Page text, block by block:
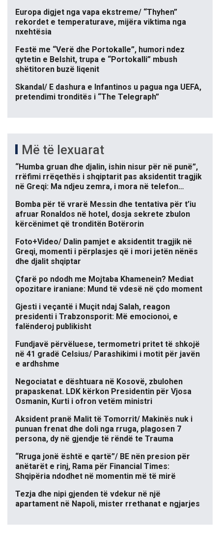
Europa digjet nga vapa ekstreme/ “Thyhen”
rekordet e temperaturave, mijëra viktima nga
nxehtësia
Festë me “Verë dhe Portokalle”, humori ndez
qytetin e Belshit, trupa e “Portokalli” mbush
shëtitoren buzë liqenit
Skandal/ E dashura e Infantinos u pagua nga UEFA,
pretendimi tronditës i “The Telegraph”
Më të lexuarat
“Humba gruan dhe djalin, ishin nisur për në punë”,
rrëfimi rrëqethës i shqiptarit pas aksidentit tragjik
në Greqi: Ma ndjeu zemra, i mora në telefon…
Bomba për të vrarë Messin dhe tentativa për t’iu
afruar Ronaldos në hotel, dosja sekrete zbulon
kërcënimet që tronditën Botërorin
Foto+Video/ Dalin pamjet e aksidentit tragjik në
Greqi, momenti i përplasjes që i mori jetën nënës
dhe djalit shqiptar
Çfarë po ndodh me Mojtaba Khamenein? Mediat
opozitare iraniane: Mund të vdesë në çdo moment
Gjesti i veçantë i Muçit ndaj Salah, reagon
presidenti i Trabzonsporit: Më emocionoi, e
falënderoj publikisht
Fundjavë përvëluese, termometri pritet të shkojë
në 41 gradë Celsius/ Parashikimi i motit për javën
e ardhshme
Negociatat e dështuara në Kosovë, zbulohen
prapaskenat. LDK kërkon Presidentin për Vjosa
Osmanin, Kurti i ofron vetëm ministri
Aksident pranë Malit të Tomorrit/ Makinës nuk i
punuan frenat dhe doli nga rruga, plagosen 7
persona, dy në gjendje të rëndë te Trauma
“Rruga jonë është e qartë”/ BE nën presion për
anëtarët e rinj, Rama për Financial Times:
Shqipëria ndodhet në momentin më të mirë
Tezja dhe nipi gjenden të vdekur në një
apartament në Napoli, mister rrethanat e ngjarjes